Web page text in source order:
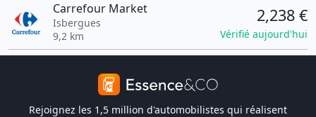
Carrefour Market
Isbergues
9,2 km
2,238 €
Vérifié aujourd'hui
Rejoignez les 1,5 million d'automobilistes qui réalisent